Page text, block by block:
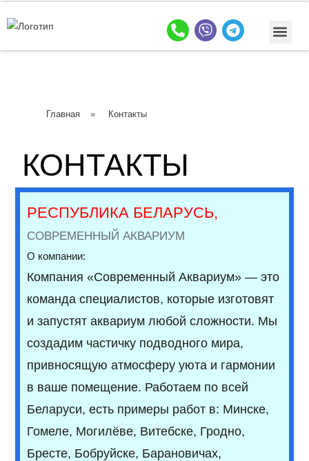
Главная » Контакты
КОНТАКТЫ
РЕСПУБЛИКА БЕЛАРУСЬ,
СОВРЕМЕННЫЙ АКВАРИУМ
О компании:
Компания «Современный Аквариум» — это
команда специалистов, которые изготовят
и запустят аквариум любой сложности. Мы
создадим частичку подводного мира,
привносящую атмосферу уюта и гармонии
в ваше помещение. Работаем по всей
Беларуси, есть примеры работ в: Минске,
Гомеле, Могилёве, Витебске, Гродно,
Бресте, Бобруйске, Барановичах,